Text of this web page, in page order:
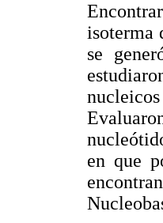
isoterma
se
en que